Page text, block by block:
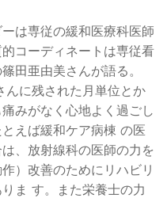
は専従の緩和医療科医師
コーディネートは専従看
田亜由美さんが語る。
んに残された月単位とか
みがなく心地よく過ごし
えば緩和ケア病棟 の医
、放射線科の医師の力を
）改善のためにリハビリ
ま す。また栄養士の力